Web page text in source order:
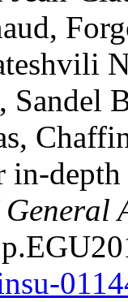
,
, Sandel
,
in-